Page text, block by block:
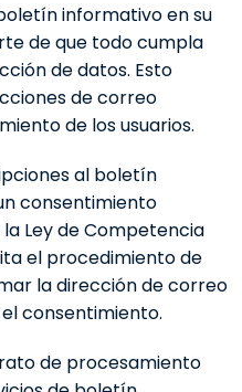
informativo en su
de que todo cumpla
de datos. Esto
de correo
de los usuarios.
al boletín
consentimiento
la Ley de Competencia
el procedimiento de
la dirección de correo
consentimiento.
de procesamiento